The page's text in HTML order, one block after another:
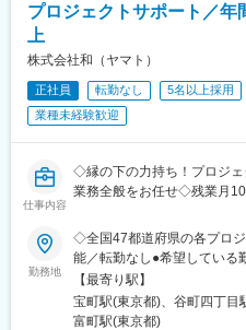
プロジェクトサポート／年
上
株式会社和（ヤマト）
正社員 転勤なし 5名以上採用
業種未経験歓迎
仕事内容
◇縁の下の力持ち！プロジ
業務全般をお任せ◇残業月
勤務地
◇全国47都道府県の各プロ
能／転勤なし●希望している
能●直行直帰もOK●U・Iター
る）●社宅あり（勤務地によ
り異なります●基本的に現場
【最寄り駅】
宝町駅(東京都)、谷町四丁目
富町駅(東京都)